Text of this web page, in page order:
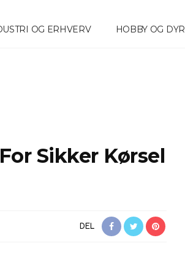
OG ERHVERV HOBBY OG DYR
Sikker Kørsel
DEL